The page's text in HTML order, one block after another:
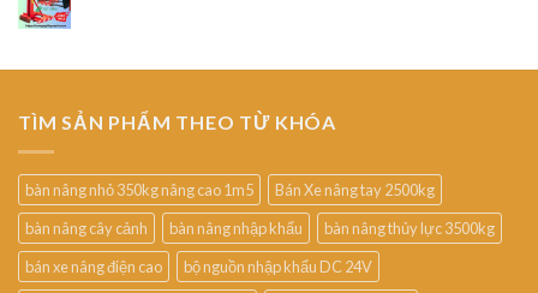
TÌM SẢN PHẨM THEO TỪ KHÓA
bàn nâng nhỏ 350kg nâng cao 1m5
Bán Xe nâng tay 2500kg
bàn nâng cây cảnh
bàn nâng nhập khẩu
bàn nâng thủy lực 3500kg
bán xe nâng điện cao
bộ nguồn nhập khẩu DC 24V